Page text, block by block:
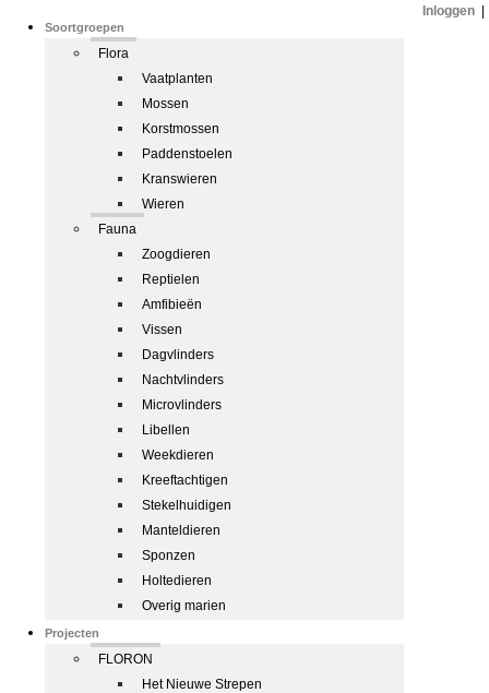
Soortgroepen
Flora
Vaatplanten
Mossen
Korstmossen
Paddenstoelen
Kranswieren
Wieren
Fauna
Zoogdieren
Reptielen
Amfibieën
Vissen
Dagvlinders
Nachtvlinders
Microvlinders
Libellen
Weekdieren
Kreeftachtigen
Stekelhuidigen
Manteldieren
Sponzen
Holtedieren
Overig marien
Projecten
FLORON
Het Nieuwe Strepen
Inloggen